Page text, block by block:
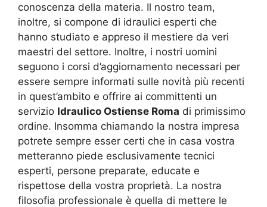
conoscenza della materia. Il nostro team,
inoltre, si compone di idraulici esperti che
hanno studiato e appreso il mestiere da veri
maestri del settore. Inoltre, i nostri uomini
seguono i corsi d’aggiornamento necessari per
essere sempre informati sulle novità più recenti
in quest’ambito e offrire ai committenti un
servizio Idraulico Ostiense Roma di primissimo
ordine. Insomma chiamando la nostra impresa
potrete sempre esser certi che in casa vostra
metteranno piede esclusivamente tecnici
esperti, persone preparate, educate e
rispettose della vostra proprietà. La nostra
filosofia professionale è quella di mettere le